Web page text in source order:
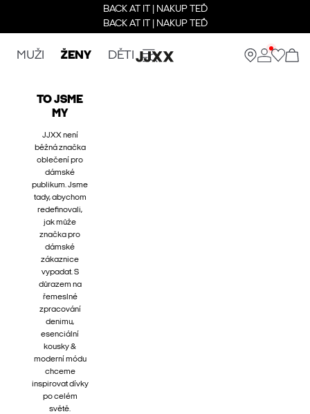
BACK AT IT | NAKUP TEĎ
BACK AT IT | NAKUP TEĎ
MUŽI ŽENY DĚTI
TO JSME
MY
JJXX není
běžná značka
oblečení pro
dámské
publikum. Jsme
tady, abychom
redefinovali,
jak může
značka pro
dámské
zákaznice
vypadat. S
důrazem na
řemeslné
zpracování
denimu,
esenciální
kousky &
moderní módu
chceme
inspirovat dívky
po celém
světě.